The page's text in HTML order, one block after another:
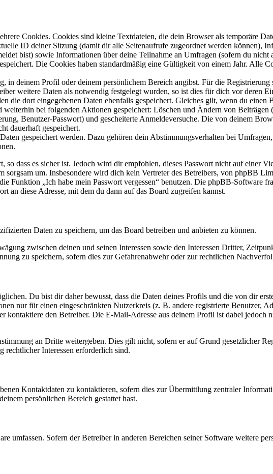
Cookies. Cookies sind kleine Textdateien, die dein Browser als temporäre
ID deiner Sitzung (damit dir alle Seitenaufrufe zugeordnet werden können),
bist) sowie Informationen über deine Teilnahme an Umfragen (sofern du nicht
Die Cookies haben standardmäßig eine Gültigkeit von einem Jahr. Alle
in deinem Profil oder deinem persönlichem Bereich angibst. Für die
weitere Daten als notwendig festgelegt wurden, so ist dies für dich vor deren
die dort eingegebenen Daten ebenfalls gespeichert. Gleiches gilt, wenn du einen
bei folgenden Aktionen gespeichert: Löschen und Ändern von
Benutzer-Passwort) und gescheiterte Anmeldeversuche. Die von deinem
dauerhaft gespeichert.
gespeichert werden. Dazu gehören dein Abstimmungsverhalten bei
dass es sicher ist. Jedoch wird dir empfohlen, dieses Passwort nicht auf einer
um. Insbesondere wird dich kein Vertreter des Betreibers, von phpBB
Funktion „Ich habe mein Passwort vergessen“ benutzen. Die phpBB-Software
an diese Adresse, mit dem du dann auf das Board zugreifen kannst.
Daten zu speichern, um das Board betreiben und anbieten zu können.
zwischen deinen und seinen Interessen sowie den Interessen Dritter,
zu speichern, sofern dies zur Gefahrenabwehr oder zur rechtlichen
Du bist dir daher bewusst, dass die Daten deines Profils und die von dir
nur für einen eingeschränkten Nutzerkreis (z. B. andere registrierte Benutzer,
kontaktiere den Betreiber. Die E-Mail-Adresse aus deinem Profil ist dabei jedoch
an Dritte weitergeben. Dies gilt nicht, sofern er auf Grund gesetzlicher
rechtlicher Interessen erforderlich sind.
Kontaktdaten zu kontaktieren, sofern dies zur Übermittlung zentraler
persönlichen Bereich gestattet hast.
umfassen. Sofern der Betreiber in anderen Bereichen seiner Software weitere